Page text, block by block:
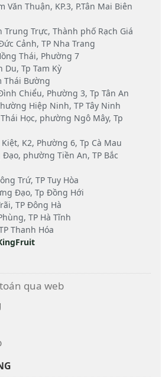
Văn Thuận, KP.3, P.Tân Mai Biên
Trung Trực, Thành phố Rạch Giá
Cảnh, TP Nha Trang
Thái, Phường 7
Du, Tp Tam Kỳ
Thái Bường
Chiểu, Phường 3, Tp Tân An
Hiệp Ninh, TP Tây Ninh
Học, phường Ngô Mây, Tp
K2, Phường 6, Tp Cà Mau
phường Tiền An, TP Bắc
Trứ, TP Tuy Hòa
Đạo, Tp Đồng Hới
TP Đông Hà
TP Hà Tĩnh
Thanh Hóa
qua web